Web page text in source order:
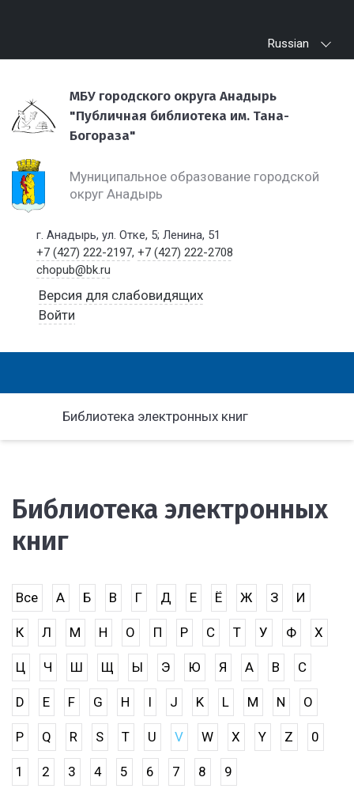
Russian
МБУ городского округа Анадырь
"Публичная библиотека им. Тана-
Богораза"
Муниципальное образование городской
округ Анадырь
г. Анадырь, ул. Отке, 5; Ленина, 51
+7 (427) 222-2197,+7 (427) 222-2708
chopub@bk.ru
Версия для слабовидящих
Войти
Библиотека электронных книг
Библиотека электронных
книг
Все А Б В Г Д Е Ё Ж З И
К Л М Н О П Р С Т У Ф Х
Ц Ч Ш Щ Ы Э Ю Я A B C
D E F G H I J K L M N O
P Q R S T U V W X Y Z 0
1 2 3 4 5 6 7 8 9